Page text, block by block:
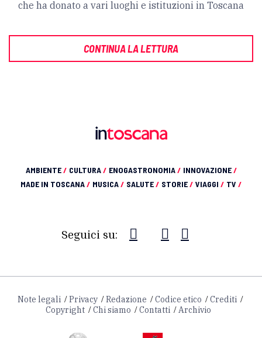
che ha donato a vari luoghi e istituzioni in Toscana
CONTINUA LA LETTURA
AMBIENTE/ CULTURA/ ENOGASTRONOMIA/ INNOVAZIONE/
MADE IN TOSCANA/ MUSICA/ SALUTE/ STORIE/ VIAGGI / TV /
Seguici su:
Note legali Privacy Redazione Codice etico
Crediti
Copyright
Chi siamo Contatti Archivio